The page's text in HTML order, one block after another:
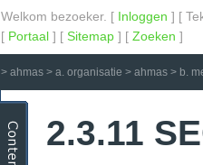
Welkom bezoeker. [ Inloggen ] [
[ Portaal ] [ Sitemap ] [ Zoeken ]
> ahmas > a. organisatie > ahmas > b.
2.3.11